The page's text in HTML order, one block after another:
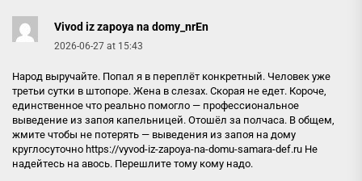
Vivod iz zapoya na domy_nrEn
2026-06-27 at 15:43
Народ выручайте. Попал я в переплёт конкретный. Человек уже
третьи сутки в штопоре. Жена в слезах. Скорая не едет. Короче,
единственное что реально помогло — профессиональное
выведение из запоя капельницей. Отошёл за полчаса. В общем,
жмите чтобы не потерять — выведения из запоя на дому
круглосуточно https://vyvod-iz-zapoya-na-domu-samara-def.ru Не
надейтесь на авось. Перешлите тому кому надо.